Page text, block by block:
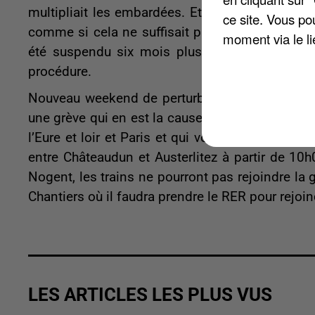
multipliait les embardées. Et pour cause : son
comme si cela ne suffisait pas, son pneu
été suspendu six mois plus tôt. La brigade
procédure.
Nouveau weekend de perturbations en
une grève qui en est la cause, mais bien des
l’Eure et loir et Paris et qui vont perturber la
entre Châteaudun et Austerlitez à partir de
Nogent, les trains ne pourront pas rejoindre la
Chantiers où il faudra prendre le RER pour
LES ARTICLES LES PLUS VUS
ce site. Vous
moment via le